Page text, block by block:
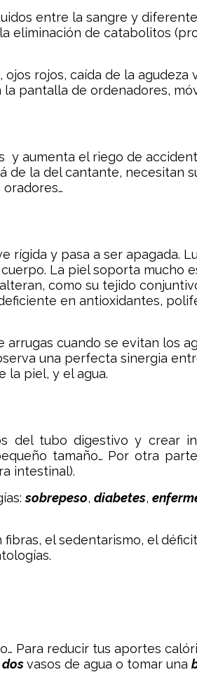
entre la sangre y
eliminación de catabolitos
rojos, caída de la agudeza
pantalla de ordenadores,
y aumenta el riego de
la del cantante, necesitan
y pasa a ser apagada.
La piel soporta mucho
como su tejido
en antioxidantes,
cuando se evitan los
una perfecta sinergia
la piel, y el agua.
del tubo digestivo y crear
tamaño… Por otra
intestinal).
sobrepeso, diabetes,
el sedentarismo, el
Para reducir tus aportes
dosvasos de agua o tomar una